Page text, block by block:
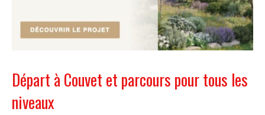
Départ à Couvet et parcours pour tous les
niveaux